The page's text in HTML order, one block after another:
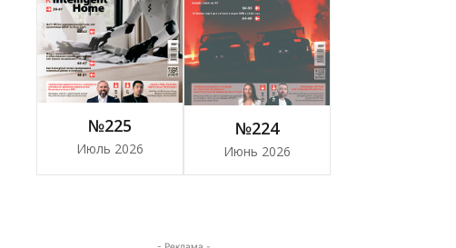
№225
Июль 2026
№224
Июнь 2026
- Реклама -